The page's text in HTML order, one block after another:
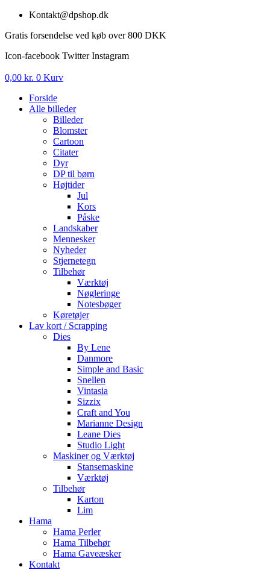
Videre
indhold
Kontakt@dpshop.dk
Gratis forsendelse ved køb over 800 DKK
Icon-facebook Twitter Instagram
0,00 kr. 0 Kurv
Forside
Alle billeder
Billeder
Blomster
Cartoon
Citater
Dyr
DP til børn
Højtider
Jul
Kors
Påske
Landskaber
Mennesker
Nyheder
Stjernetegn
Tilbehør
Værktøj
Nøgleringe
Notesbøger
Køretøjer
Lav kort / Scrapping
Dies
By Lene
Danmore
Simple and Basic
Snellen
Vintasia
Sizzix
Craft and You
Marianne Design
Leane Dies
Studio Light
Maskiner og Værktøj
Stansemaskine
Værktøj
Tilbehør
Karton
Lim
Hama
Hama Perler
Hama Tilbehør
Hama Gaveæsker
Kontakt